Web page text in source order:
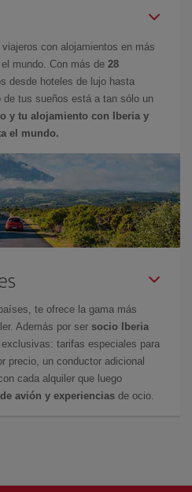
con alojamientos en más
mundo. Con más de 28
desde hoteles de lujo hasta
tus sueños está a tan sólo un
y tu alojamiento con Iberia y
el mundo.
te ofrece la gama más
Además por ser socio Iberia
tarifas especiales para
precio, un conductor adicional
cada alquiler que luego
avión y experiencias de ocio.